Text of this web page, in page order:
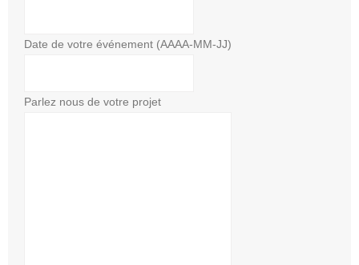
Date de votre événement (AAAA-MM-JJ)
Parlez nous de votre projet